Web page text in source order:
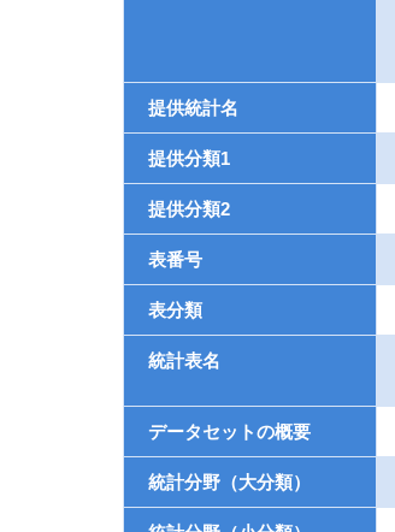
提供統計名
提供分類1
提供分類2
表番号
表分類
統計表名
データセットの概要
統計分野（大分類）